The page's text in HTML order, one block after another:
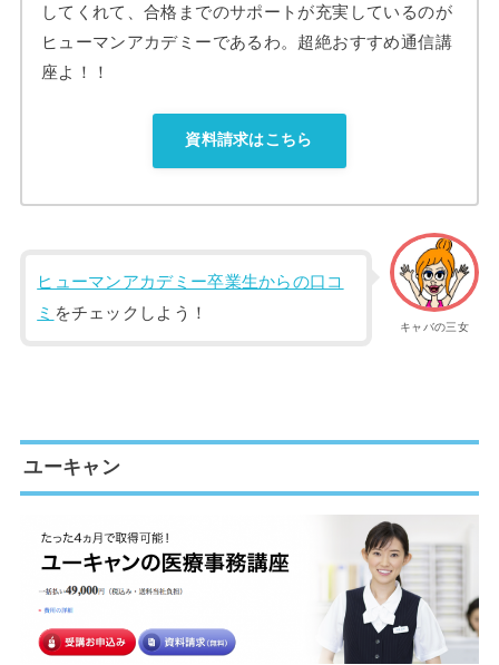
してくれて、合格までのサポートが充実しているのが
ヒューマンアカデミーであるわ。超絶おすすめ通信講
座よ！！
資料請求はこちら
キャバの三女
ヒューマンアカデミー卒業生からの口コ
ミ をチェックしよう！
ユーキャン